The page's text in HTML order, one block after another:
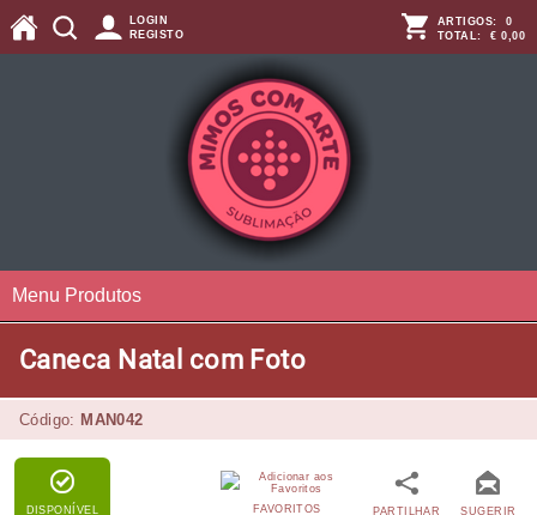
LOGIN
REGISTO
ARTIGOS: 0
TOTAL: € 0,00
Menu Produtos
Caneca Natal com Foto
Código: MAN042
DISPONÍVEL SUGERIR
PARTILHAR
FAVORITOS